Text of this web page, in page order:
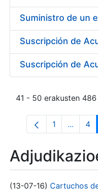
41 - 50 erakusten
Orrialdea
1 ... 4
(13-07-16) Cartuchos